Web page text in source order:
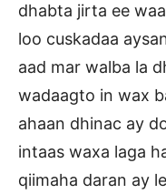
dhabta jirta ee
loo cuskadaa
aad mar walba la
wadaagto in wax
ahaan dhinac ay
intaas waxa laga
qiimaha daran ay